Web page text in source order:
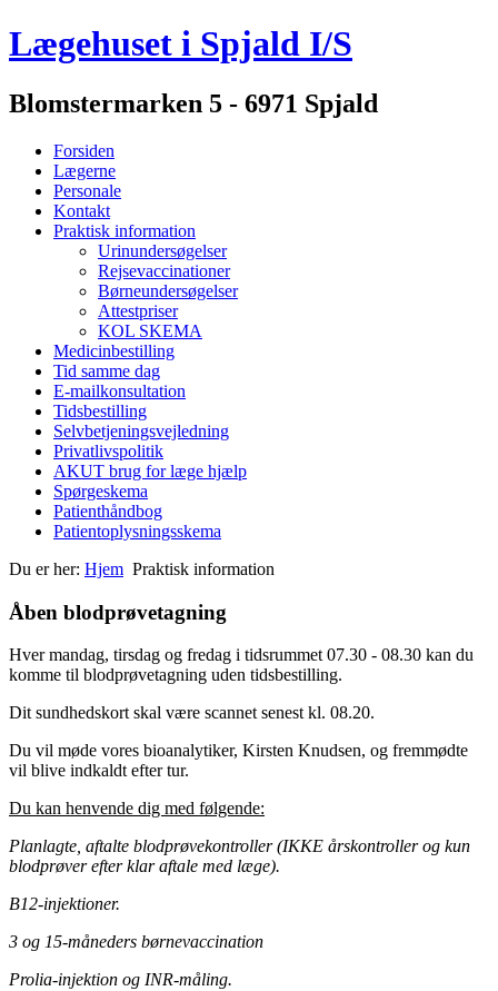
Lægehuset i Spjald I/S
Blomstermarken 5 - 6971 Spjald
Forsiden
Lægerne
Personale
Kontakt
Praktisk information
Urinundersøgelser
Rejsevaccinationer
Børneundersøgelser
Attestpriser
KOL SKEMA
Medicinbestilling
Tid samme dag
E-mailkonsultation
Tidsbestilling
Selvbetjeningsvejledning
Privatlivspolitik
AKUT brug for læge hjælp
Spørgeskema
Patienthåndbog
Patientoplysningsskema
Du er her: Hjem Praktisk information
Åben blodprøvetagning
Hver mandag, tirsdag og fredag i tidsrummet 07.30 - 08.30 kan du
komme til blodprøvetagning uden tidsbestilling.
Dit sundhedskort skal være scannet senest kl. 08.20.
Du vil møde vores bioanalytiker, Kirsten Knudsen, og fremmødte
vil blive indkaldt efter tur.
Du kan henvende dig med følgende:
Planlagte, aftalte blodprøvekontroller (IKKE årskontroller og kun
blodprøver efter klar aftale med læge).
B12-injektioner.
3 og 15-måneders børnevaccination
Prolia-injektion og INR-måling.